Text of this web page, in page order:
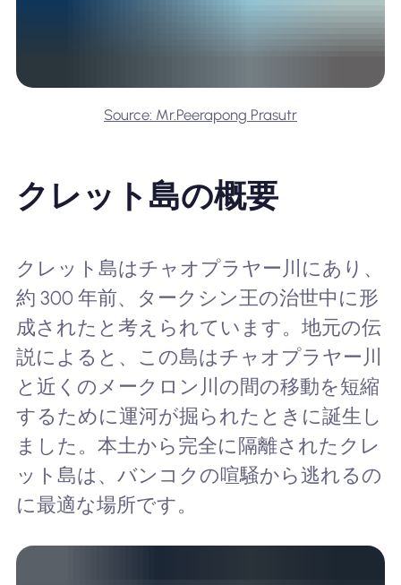
Source: Mr.Peerapong Prasutr
クレット島の概要
クレット島はチャオプラヤー川にあり、
約 300 年前、タークシン王の治世中に形
成されたと考えられています。地元の伝
説によると、この島はチャオプラヤー川
と近くのメークロン川の間の移動を短縮
するために運河が掘られたときに誕生し
ました。本土から完全に隔離されたクレ
ット島は、バンコクの喧騒から逃れるの
に最適な場所です。